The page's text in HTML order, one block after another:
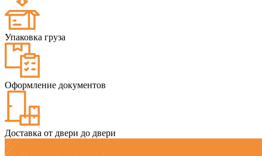
Упаковка груза
Оформление документов
Доставка от двери до двери